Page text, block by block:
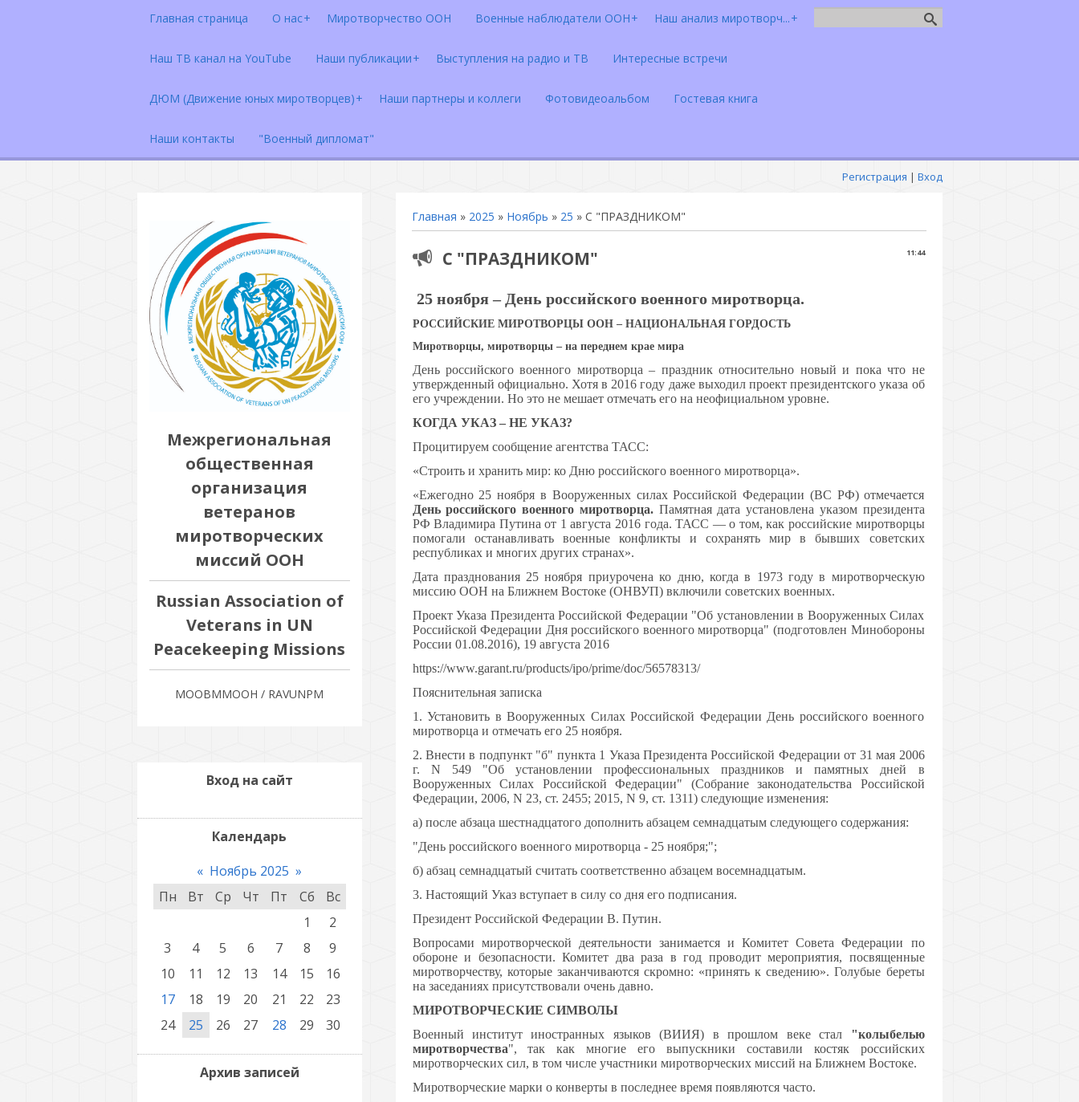
Главная страница О нас Миротворчество ООН Военные наблюдатели ООН Наш анализ миротворч...
Наш ТВ канал на YouTube Наши публикации Выступления на радио и ТВ Интересные встречи
ДЮМ (Движение юных миротворцев) Наши партнеры и коллеги Фотовидеоальбом Гостевая книга
Наши контакты "Военный дипломат"
Регистрация | Вход
Межрегиональная
общественная
организация
ветеранов
миротворческих
миссий ООН
Russian Association of
Veterans in UN
Peacekeeping Missions
МООВММООН / RAVUNPM
Главная » 2025 » Ноябрь » 25 » С "ПРАЗДНИКОМ"
11:44
С "ПРАЗДНИКОМ"
25 ноября – День российского военного миротворца.
РОССИЙСКИЕ МИРОТВОРЦЫ ООН – НАЦИОНАЛЬНАЯ ГОРДОСТЬ
Миротворцы, миротворцы – на переднем крае мира
День российского военного миротворца – праздник относительно новый и пока что не
утвержденный официально. Хотя в 2016 году даже выходил проект президентского указа об
его учреждении. Но это не мешает отмечать его на неофициальном уровне.
КОГДА УКАЗ – НЕ УКАЗ?
Процитируем сообщение агентства ТАСС:
«Строить и хранить мир: ко Дню российского военного миротворца».
«Ежегодно 25 ноября в Вооруженных силах Российской Федерации (ВС РФ) отмечается
День российского военного миротворца.Памятная дата установлена указом президента
РФ Владимира Путина от 1 августа 2016 года. ТАСС — о том, как российские миротворцы
помогали останавливать военные конфликты и сохранять мир в бывших советских
республиках и многих других странах».
Дата празднования 25 ноября приурочена ко дню, когда в 1973 году в миротворческую
миссию ООН на Ближнем Востоке (ОНВУП) включили советских военных.
Проект Указа Президента Российской Федерации "Об установлении в Вооруженных Силах
Российской Федерации Дня российского военного миротворца" (подготовлен Минобороны
России 01.08.2016), 19 августа 2016
https://www.garant.ru/products/ipo/prime/doc/56578313/
Пояснительная записка
1. Установить в Вооруженных Силах Российской Федерации День российского военного
миротворца и отмечать его 25 ноября.
2. Внести в подпункт "б" пункта 1 Указа Президента Российской Федерации от 31 мая 2006
г. N 549 "Об установлении профессиональных праздников и памятных дней в
Вооруженных Силах Российской Федерации" (Собрание законодательства Российской
Федерации, 2006, N 23, ст. 2455; 2015, N 9, ст. 1311) следующие изменения:
а) после абзаца шестнадцатого дополнить абзацем семнадцатым следующего содержания:
"День российского военного миротворца - 25 ноября;";
б) абзац семнадцатый считать соответственно абзацем восемнадцатым.
3. Настоящий Указ вступает в силу со дня его подписания.
Президент Российской Федерации В. Путин.
Вопросами миротворческой деятельности занимается и Комитет Совета Федерации по
обороне и безопасности. Комитет два раза в год проводит мероприятия, посвященные
миротворчеству, которые заканчиваются скромно: «принять к сведению». Голубые береты
на заседаниях присутствовали очень давно.
МИРОТВОРЧЕСКИЕ СИМВОЛЫ
Военный институт иностранных языков (ВИИЯ) в прошлом веке стал "колыбелью
миротворчества", так как многие его выпускники составили костяк российских
миротворческих сил, в том числе участники миротворческих миссий на Ближнем Востоке.
Миротворческие марки о конверты в последнее время появляются часто.
Вход на сайт
Календарь
« Ноябрь 2025 »
Пн
Вт Ср Чт Пт Сб
Вс
1
2
3
4 5 6 7 8
9
10
11 12 13 14 15
16
17
18 19 20 21 22
23
24
25 26 27 28 29 30
Архив записей